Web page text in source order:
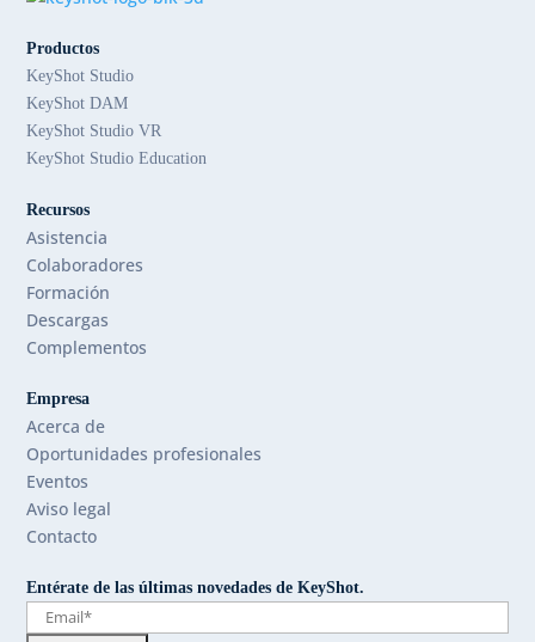
Productos
KeyShot Studio
KeyShot DAM
KeyShot Studio VR
KeyShot Studio Education
Recursos
Asistencia
Colaboradores
Formación
Descargas
Complementos
Empresa
Acerca de
Oportunidades profesionales
Eventos
Aviso legal
Contacto
Entérate de las últimas novedades de KeyShot.